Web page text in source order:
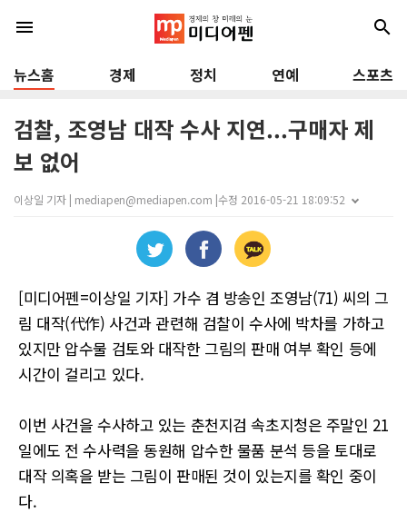
menu search
뉴스홈 경제 정치 연예 스포츠
검찰, 조영남 대작 수사 지연...구매자 제
보 없어
이상일 기자 | mediapen@mediapen.com |수정 2016-05-21 18:09:52
[미디어펜=이상일 기자] 가수 겸 방송인 조영남(71) 씨의 그
림 대작(代作) 사건과 관련해 검찰이 수사에 박차를 가하고
있지만 압수물 검토와 대작한 그림의 판매 여부 확인 등에
시간이 걸리고 있다.
이번 사건을 수사하고 있는 춘천지검 속초지청은 주말인 21
일에도 전 수사력을 동원해 압수한 물품 분석 등을 토대로
대작 의혹을 받는 그림이 판매된 것이 있는지를 확인 중이
다.